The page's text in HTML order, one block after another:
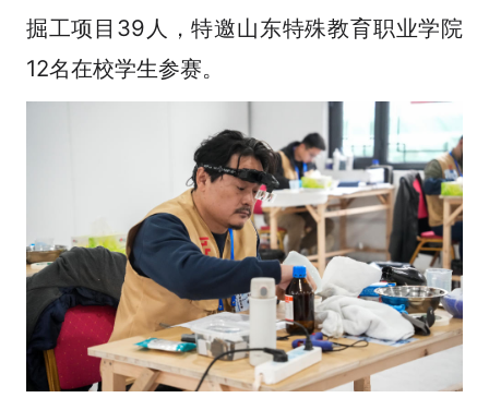
掘工项目39人，特邀山东特殊教育职业学院
12名在校学生参赛。